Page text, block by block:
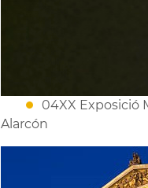
04XX Exposició
Alarcón